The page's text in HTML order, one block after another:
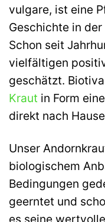
vulgare, ist eine
Geschichte in
Schon seit
vielfältigen
geschätzt.
Kraut in Form
direkt nach
Unser
biologischem
Bedingungen
geerntet und
es seine